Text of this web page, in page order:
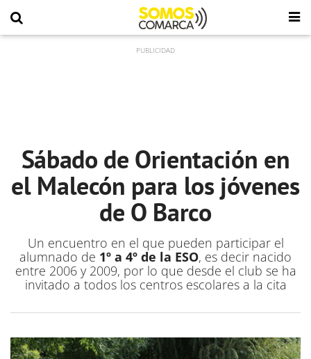
Sábado de Orientación en
el Malecón para los jóvenes
de O Barco
Un encuentro en el que pueden participar el
alumnado de 1º a 4º de la ESO, es decir nacido
entre 2006 y 2009, por lo que desde el club se ha
invitado a todos los centros escolares a la cita